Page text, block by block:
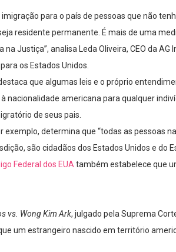
para o país de pessoas que não
residente permanente. É mais de uma
Justiça”, analisa Leda Oliveira, CEO da AG
para os Estados Unidos.
que algumas leis e o próprio
nacionalidade americana para qualquer
de seus pais.
exemplo, determina que “todas as pessoas
são cidadãos dos Estados Unidos e do
Federal dos EUA também estabelece que
vs. Wong Kim Ark, julgado pela Suprema
um estrangeiro nascido em território